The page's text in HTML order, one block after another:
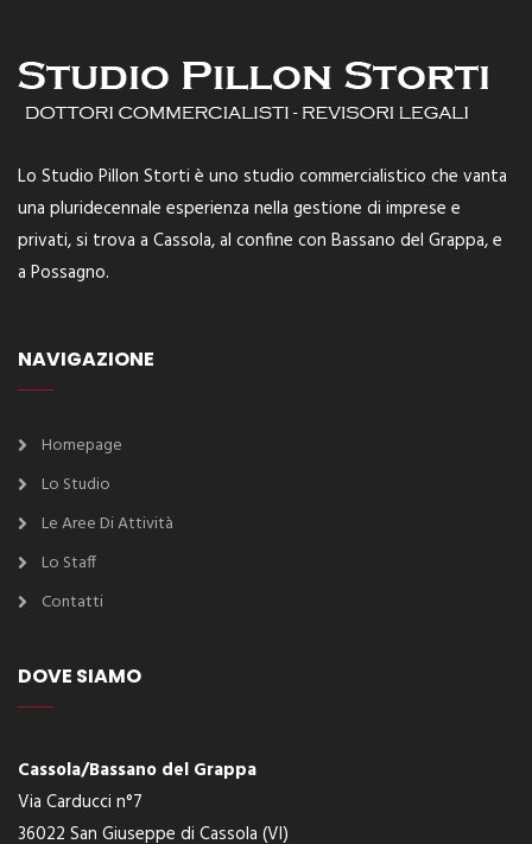
Lo Studio Pillon Storti è uno studio commercialistico che vanta
una pluridecennale esperienza nella gestione di imprese e
privati, si trova a Cassola, al confine con Bassano del Grappa, e
a Possagno.
NAVIGAZIONE
Homepage
Lo Studio
Le Aree Di Attività
Lo Staff
Contatti
DOVE SIAMO
Cassola/Bassano del Grappa
Via Carducci n°7
36022 San Giuseppe di Cassola (VI)